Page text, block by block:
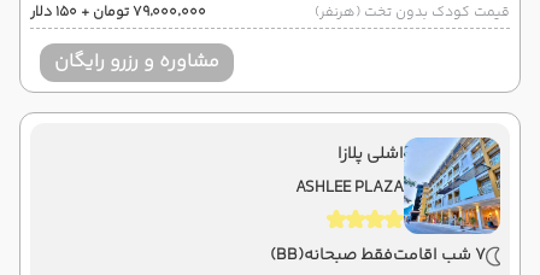
قیمت کودک بدون تخت (هرنفر)
۷۹٬۰۰۰٬۰۰۰ تومان + ۱۵۰ دلار
مشاوره و رزرو رایگان
اشلی پلازا
ASHLEE PLAZA
7 شب اقامت فقط صبحانه(BB)